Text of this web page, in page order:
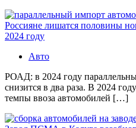
Россияне лишатся половины
2024 году
Авто
РОАД: в 2024 году
снизится в два раза. В 2024
темпы ввоза автомобилей […]